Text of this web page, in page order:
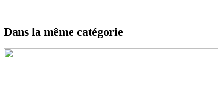
Dans la même catégorie